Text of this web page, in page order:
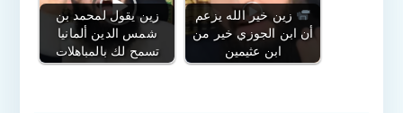
زين يقول لمحمد بن
شمس الدين ألمانيا
تسمح لك بالمباهلات
زين خير الله يزعم
أن ابن الجوزي خير من
ابن عثيمين